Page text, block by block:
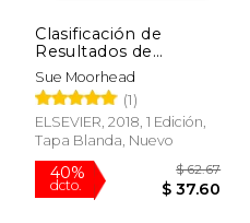
Clasificación de
Resultados de
Enfermería (NOC)
6ed
Sue Moorhead
(1)
ELSEVIER, 2018, 1 Edición,
Tapa Blanda, Nuevo